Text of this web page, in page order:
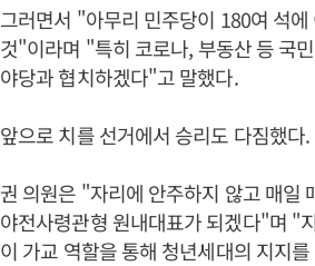
그러면서 "아무리 민주당이 180여 석
것"이라며 "특히 코로나, 부동산 등 국
야당과 협치하겠다"고 말했다.
앞으로 치를 선거에서 승리도 다짐했다.
권 의원은 "자리에 안주하지 않고 매일
야전사령관형 원내대표가 되겠다"며 "
이 가교 역할을 통해 청년세대의 지지